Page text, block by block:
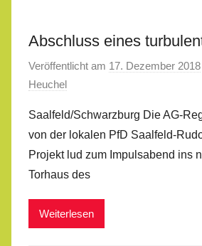
Abschluss eines
Veröffentlicht am 17. Dezember 2018
Heuchel
Saalfeld/Schwarzburg Die AG-
von der lokalen PfD Saalfeld-
Projekt lud zum Impulsabend ins
Torhaus des
Weiterlesen